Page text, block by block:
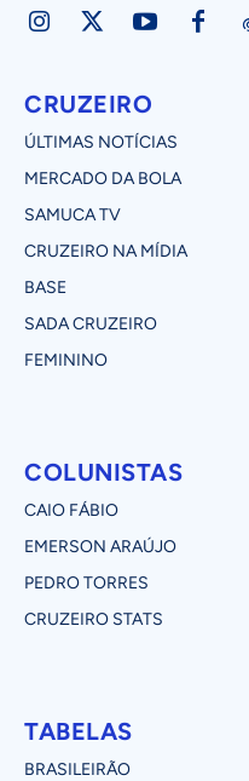
CRUZEIRO
ÚLTIMAS NOTÍCIAS
MERCADO DA BOLA
SAMUCA TV
CRUZEIRO NA MÍDIA
BASE
SADA CRUZEIRO
FEMININO
COLUNISTAS
CAIO FÁBIO
EMERSON ARAÚJO
PEDRO TORRES
CRUZEIRO STATS
TABELAS
BRASILEIRÃO